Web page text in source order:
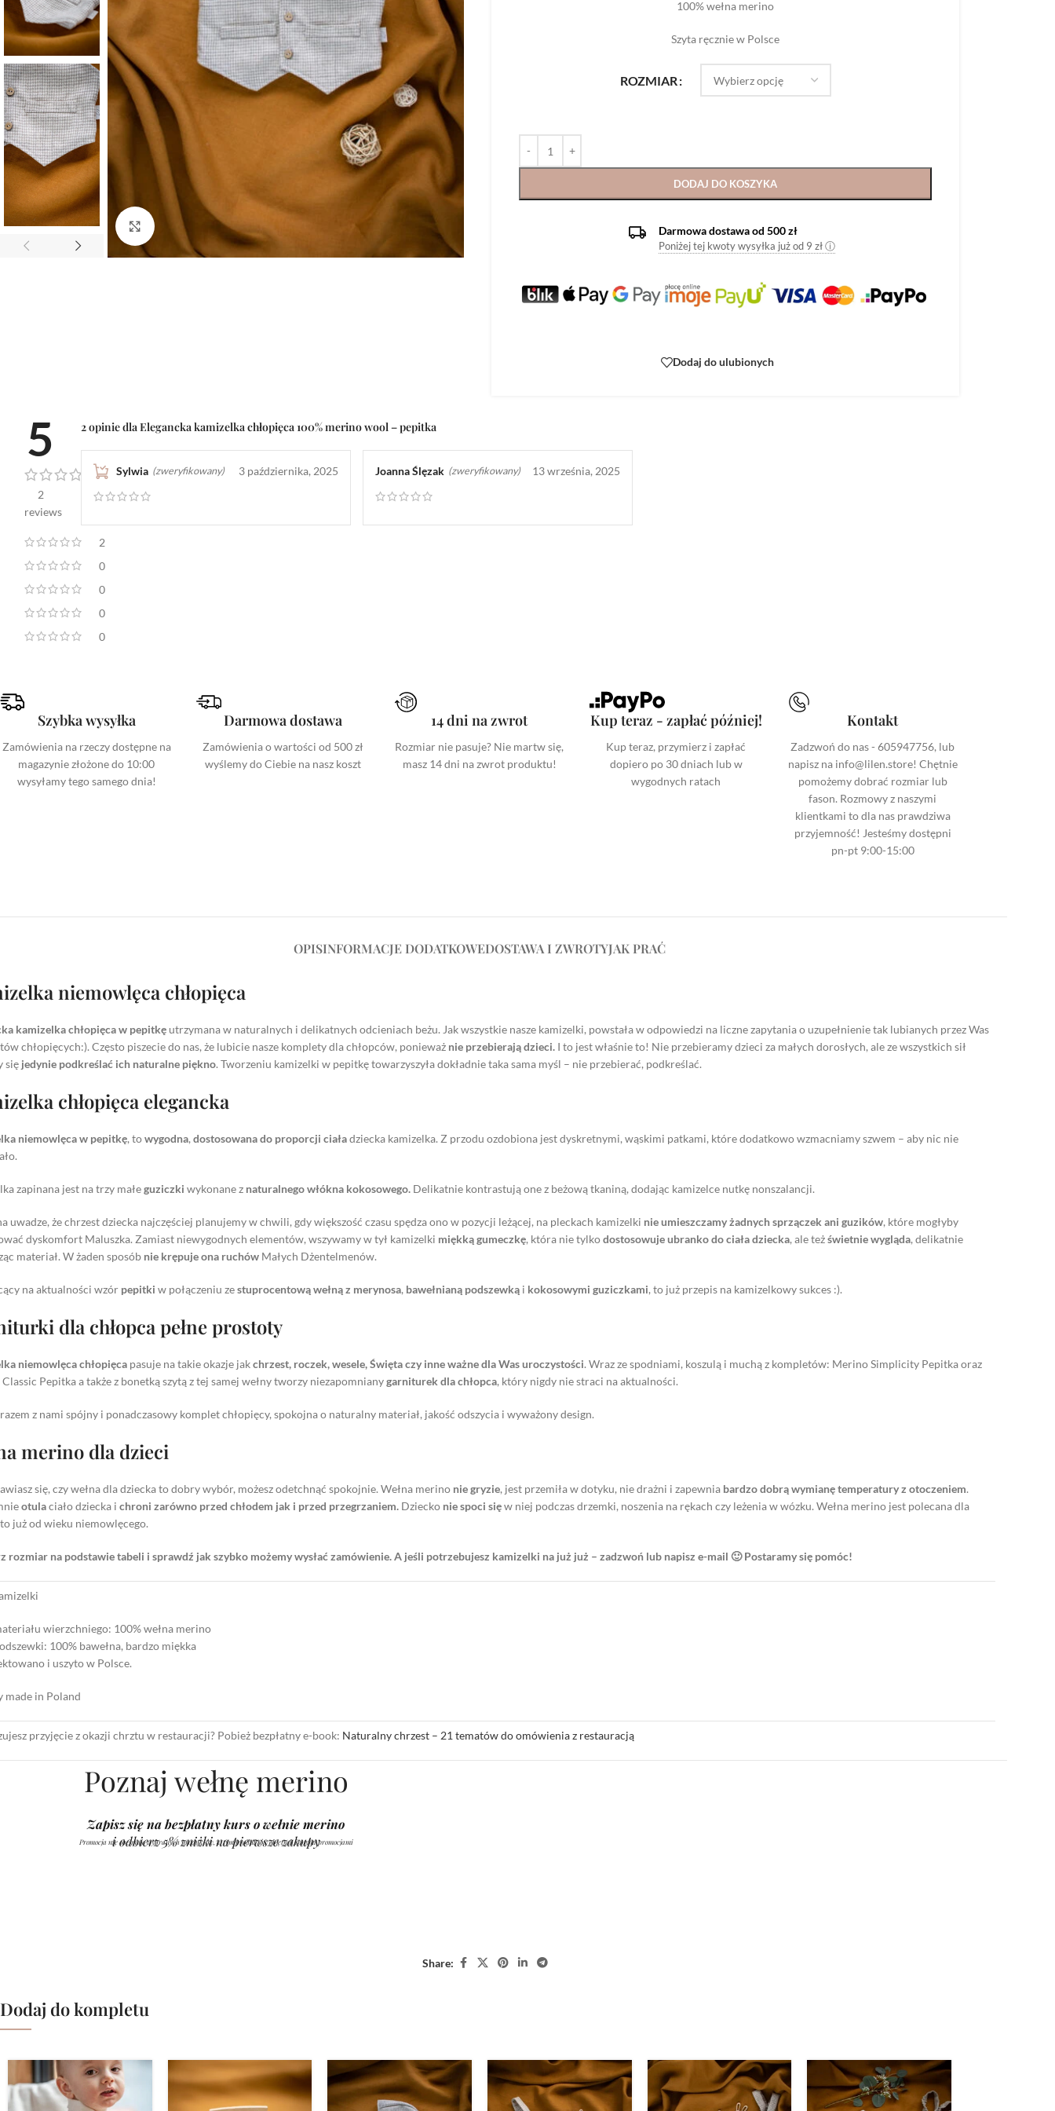
Click to enlarge
100% wełna merino
Szyta ręcznie w Polsce
ROZMIAR
DODAJ DO KOSZYKA
Darmowa dostawa od 500 zł
Poniżej tej kwoty wysyłka już od 9 zł ⓘ
Dodaj do ulubionych
5
2
reviews
2
0
0
0
0
2 opinie dlaElegancka kamizelka chłopięca 100% merino wool – pepitka
Sylwia (zweryfikowany) 3 października, 2025 Joanna Ślęzak (zweryfikowany) 13 września, 2025
Szybka wysyłka
Zamówienia na rzeczy dostępne na
magazynie złożone do 10:00
wysyłamy tego samego dnia!
Darmowa dostawa
Zamówienia o wartości od 500 zł
wyślemy do Ciebie na nasz koszt
14 dni na zwrot
Rozmiar nie pasuje? Nie martw się,
masz 14 dni na zwrot produktu!
Kup teraz - zapłać później!
Kup teraz, przymierz i zapłać
dopiero po 30 dniach lub w
wygodnych ratach
Kontakt
Zadzwoń do nas - 605947756, lub
napisz na info@lilen.store! Chętnie
pomożemy dobrać rozmiar lub
fason. Rozmowy z naszymi
klientkami to dla nas prawdziwa
przyjemność! Jesteśmy dostępni
pn-pt 9:00-15:00
OPISINFORMACJE DODATKOWEDOSTAWA I ZWROTYJAK PRAĆ
niemowlęca chłopięca
kamizelka chłopięca w pepitkę utrzymana w naturalnych i delikatnych odcieniach beżu. Jak wszystkie nasze kamizelki, powstała w odpowiedzi na liczne zapytania o uzupełnienie tak lubianych przez Was
chłopięcych:). Często piszecie do nas, że lubicie nasze komplety dla chłopców, ponieważ nie przebierają dzieci. I to jest właśnie to! Nie przebieramy dzieci za małych dorosłych, ale ze wszystkich sił
się jedynie podkreślać ich naturalne piękno. Tworzeniu kamizelki w pepitkę towarzyszyła dokładnie taka sama myśl – nie przebierać, podkreślać.
chłopięca elegancka
niemowlęca w pepitkę, towygodna,dostosowana do proporcji ciaładziecka kamizelka. Z przodu ozdobiona jest dyskretnymi, wąskimi patkami, które dodatkowo wzmacniamy szwem – aby nic nie
zapinana jest na trzy małeguziczki wykonane z naturalnego włókna kokosowego. Delikatnie kontrastują one z beżową tkaniną, dodając kamizelce nutkę nonszalancji.
uwadze, że chrzest dziecka najczęściej planujemy w chwili, gdy większość czasu spędza ono w pozycji leżącej, na pleckach kamizelki nie umieszczamy żadnych sprzączek ani guzików, które mogłyby
dyskomfort Maluszka. Zamiast niewygodnych elementów, wszywamy w tył kamizelki miękką gumeczkę, która nie tylkodostosowuje ubranko do ciała dziecka, ale teżświetnie wygląda, delikatnie
materiał. W żaden sposób nie krępuje ona ruchów Małych Dżentelmenów.
na aktualności wzór pepitki w połączeniu zestuprocentową wełną z merynosa, bawełnianą podszewką i kokosowymi guziczkami, to już przepis na kamizelkowy sukces :).
dla chłopca pełne prostoty
niemowlęca chłopięca pasuje na takie okazje jakchrzest, roczek, wesele, Święta czy inne ważne dla Was uroczystości. Wraz ze spodniami, koszulą i muchą z kompletów: Merino Simplicity Pepitka oraz
Pepitka a także z bonetką szytą z tej samej wełny tworzy niezapomnianygarniturek dla chłopca, który nigdy nie straci na aktualności.
z nami spójny i ponadczasowy komplet chłopięcy, spokojna o naturalny materiał, jakość odszycia i wyważony design.
merino dla dzieci
się, czy wełna dla dziecka to dobry wybór, możesz odetchnąć spokojnie. Wełna merino nie gryzie, jest przemiła w dotyku, nie drażni i zapewnia bardzo dobrą wymianę temperatury z otoczeniem.
otulaciało dziecka i chroni zarówno przed chłodem jak i przed przegrzaniem. Dziecko nie spoci sięw niej podczas drzemki, noszenia na rękach czy leżenia w wózku. Wełna merino jest polecana dla
już od wieku niemowlęcego.
rozmiar na podstawie tabeli i sprawdź jak szybko możemy wysłać zamówienie. A jeśli potrzebujesz kamizelki na już już – zadzwoń lub napisz e-mail 🙂 Postaramy się pomóc!
wierzchniego: 100% wełna merino
100% bawełna, bardzo miękka
i uszyto w Polsce.
made in Poland
przyjęcie z okazji chrztu w restauracji? Pobież bezpłatny e-book: Naturalny chrzest – 21 tematów do omówienia z restauracją
Poznaj wełnę merino
Zapisz się na bezpłatny kurs o wełnie merino
i odbierz 5% zniżki na pierwsze zakupy
Promocja nie obejmuje wybranych produktów, w tym produktów objętych innymi promocjami
Share:
Dodaj do kompletu